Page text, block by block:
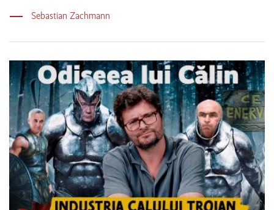
Sebastian Zachmann